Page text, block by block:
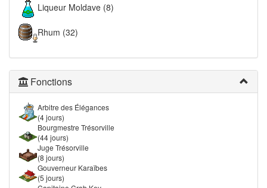
Liqueur Moldave (8)
Rhum (32)
Fonctions
Arbitre des Élégances
(4 jours)
Bourgmestre Trésorville
(44 jours)
Juge Trésorville
(8 jours)
Gouverneur Karaïbes
(5 jours)